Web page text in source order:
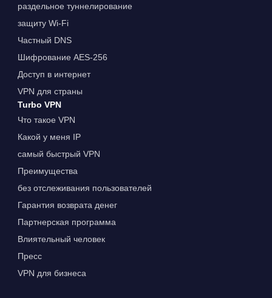
раздельное туннелирование
защиту Wi-Fi
Частный DNS
Шифрование AES-256
Доступ в интернет
VPN для страны
Turbo VPN
Что такое VPN
Какой у меня IP
самый быстрый VPN
Преимущества
без отслеживания пользователей
Гарантия возврата денег
Партнерская программа
Влиятельный человек
Пресс
VPN для бизнеса